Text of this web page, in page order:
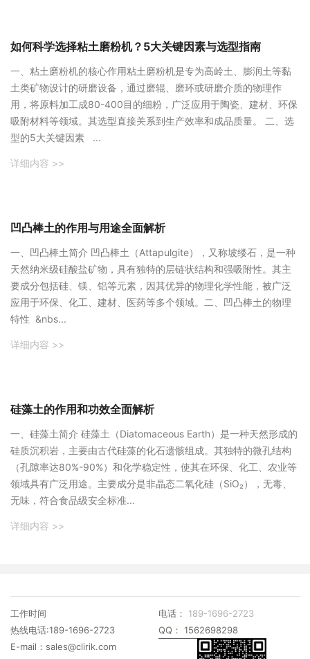
如何科学选择粘土磨粉机？5大关键因素与选型指南
一、粘土磨粉机的核心作用粘土磨粉机是专为高岭土、膨润土等黏
土类矿物设计的研磨设备，通过磨辊、磨环或研磨介质的物理作
用，将原料加工成80-400目的细粉，广泛应用于陶瓷、建材、环保
吸附材料等领域。其选型直接关系到生产效率和成品质量。 二、选
型的5大关键因素 ...
详细内容 >>
凹凸棒土的作用与用途全面解析
‌一、凹凸棒土简介‌ 凹凸棒土（Attapulgite），又称坡缕石，是一种
天然纳米级硅酸盐矿物，具有独特的层链状结构和强吸附性。其主
要成分包括硅、镁、铝等元素，因其优异的物理化学性能，被广泛
应用于环保、化工、建材、医药等多个领域。‌二、凹凸棒土的物理
特性‌ &nbs...
详细内容 >>
硅藻土的作用和功效全面解析
‌一、硅藻土简介‌ 硅藻土（Diatomaceous Earth）是一种天然形成的
硅质沉积岩，主要由古代硅藻的化石遗骸组成。其独特的微孔结构
（孔隙率达80%-90%）和化学稳定性，使其在环保、化工、农业等
领域具有广泛用途。主要成分是非晶态二氧化硅（SiO₂），无毒、
无味，符合食品级安全标准...
详细内容 >>
工作时间
热线电话:189-1696-2723
电话： 189-1696-2723
QQ： 1562698298
E-mail：sales@clirik.com